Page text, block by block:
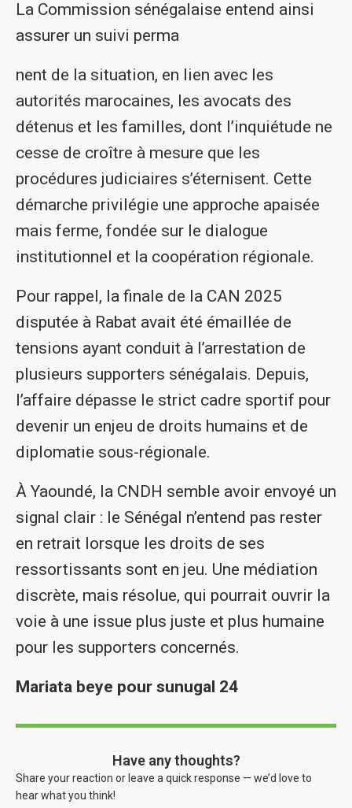
La Commission sénégalaise entend ainsi
assurer un suivi perma
nent de la situation, en lien avec les
autorités marocaines, les avocats des
détenus et les familles, dont l’inquiétude ne
cesse de croître à mesure que les
procédures judiciaires s’éternisent. Cette
démarche privilégie une approche apaisée
mais ferme, fondée sur le dialogue
institutionnel et la coopération régionale.
Pour rappel, la finale de la CAN 2025
disputée à Rabat avait été émaillée de
tensions ayant conduit à l’arrestation de
plusieurs supporters sénégalais. Depuis,
l’affaire dépasse le strict cadre sportif pour
devenir un enjeu de droits humains et de
diplomatie sous-régionale.
À Yaoundé, la CNDH semble avoir envoyé un
signal clair : le Sénégal n’entend pas rester
en retrait lorsque les droits de ses
ressortissants sont en jeu. Une médiation
discrète, mais résolue, qui pourrait ouvrir la
voie à une issue plus juste et plus humaine
pour les supporters concernés.
Mariata beye pour sunugal 24
Have any thoughts?
Share your reaction or leave a quick response — we’d love to
hear what you think!